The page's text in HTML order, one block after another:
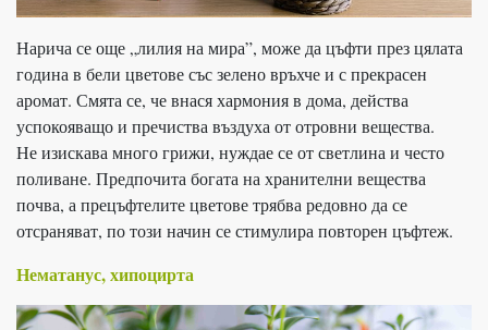
Нарича се още „лилия на мира”, може да цъфти през цялата
година в бели цветове със зелено връхче и с прекрасен
аромат. Смята се, че внася хармония в дома, действа
успокояващо и пречиства въздуха от отровни вещества.
Не изискава много грижи, нуждае се от светлина и често
поливане. Предпочита богата на хранителни вещества
почва, а прецъфтелите цветове трябва редовно да се
отсраняват, по този начин се стимулира повторен цъфтеж.
Нематанус, хипоцирта